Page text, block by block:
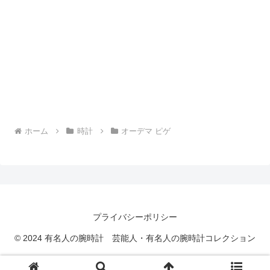
ホーム 時計 オーデマ ピゲ
プライバシーポリシー
© 2024 有名人の腕時計 芸能人・有名人の腕時計コレクション